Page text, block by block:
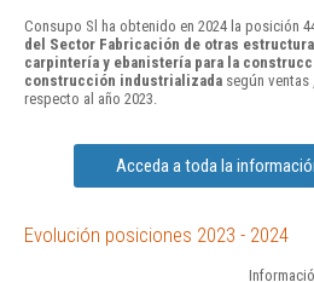
Consupo Sl ha obtenido en 2024 la posición
del Sector Fabricación de otras
carpintería y ebanistería para la
construcción industrializada según
respecto al año 2023.
Acceda a toda la
Evolución posiciones 2023 - 2024